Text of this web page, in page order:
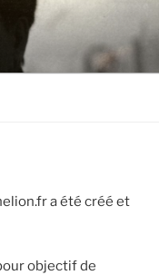
a été créé et
objectif de